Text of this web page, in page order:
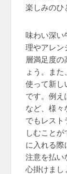
楽しみのひ
味わい深い
理やアレン
層満足度の
ょう。ま
使って新し
です。例え
など、様々
でもレスト
しむこと
に入れる際
注意を払い
心掛けまし